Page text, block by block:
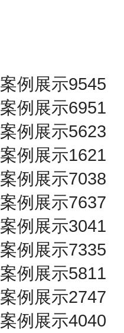
案例展示9545
案例展示6951
案例展示5623
案例展示1621
案例展示7038
案例展示7637
案例展示3041
案例展示7335
案例展示5811
案例展示2747
案例展示4040